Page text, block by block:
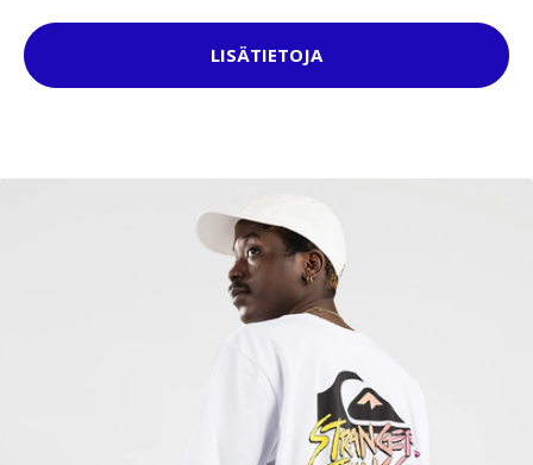
LISÄTIETOJA